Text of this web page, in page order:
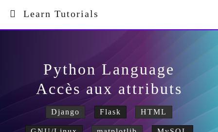
Learn Tutorials
Python Language
Accès aux attributs
Django Flask HTML